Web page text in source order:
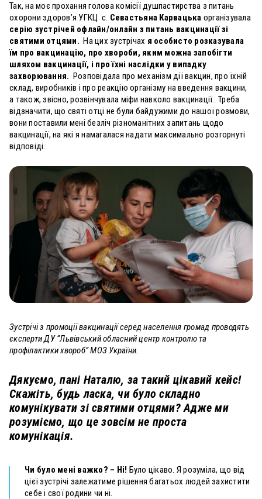
Так, на моє прохання голова комісії душпастирства з питань
охорони здоров’я УГКЦ с. Севастьяна Карвацька організувала
серію зустрічей офлайн/онлайн з питань вакцинації зі
святими отцями. На цих зустрічах я особисто розказувала
їм про вакцинацію, про хвороби, яким можна запобігти
шляхом вакцинації, і про їхні наслідки у випадку
захворювання. Розповідала про механізм дії вакцин, про їхній
склад, виробників і про реакцію організму на введення вакцини,
а також, звісно, розвінчувала міфи навколо вакцинації. Треба
відзначити, що святі отці не були байдужими до нашої розмови,
вони поставили мені безліч різноманітних запитань щодо
вакцинації, на які я намагалася надати максимально розгорнуті
відповіді.
Зустрічі з промоції вакцинації серед населення громад проводять
єксперти ДУ “Львівський обласний центр контролю та
профілактики хвороб” МОЗ України.
Дякуємо, пані Наталю, за такий цікавий кейс!
Скажіть, будь ласка, чи було складно
комунікувати зі святими отцями? Адже ми
розуміємо, що це зовсім не проста
комунікація.
Чи було мені важко? – Ні! Було цікаво. Я розуміла, що від
цієї зустрічі залежатиме рішення багатьох людей захистити
себе і свої родини чи ні.